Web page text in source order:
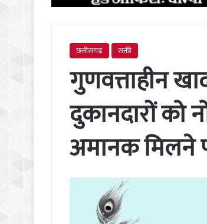
छत्तीसगढ़ सक्ती
गुणवत्ताहीन
दुकानदारों को
अमानक मिलने